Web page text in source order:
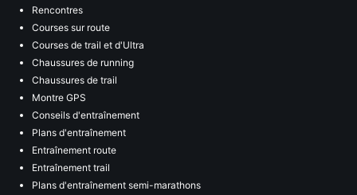
Rencontres
Courses sur route
Courses de trail et d'Ultra
Chaussures de running
Chaussures de trail
Montre GPS
Conseils d'entraînement
Plans d'entraînement
Entraînement route
Entraînement trail
Plans d'entraînement semi-marathons